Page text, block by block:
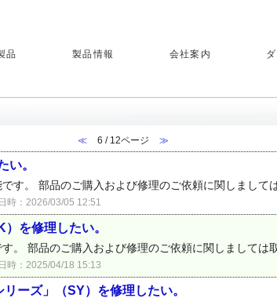
品 製品情報 会社案内
≪ 6 / 12ページ ≫
い。
す。 部品のご購入および修理のご依頼に関しまして
時：2026/03/05 12:51
を修理したい。
。 部品のご購入および修理のご依頼に関しましては
時：2025/04/18 15:13
ーズ」（SY）を修理したい。